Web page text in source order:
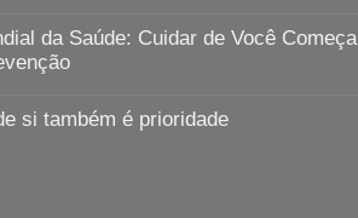
da Saúde: Cuidar de Você Começa
si também é prioridade